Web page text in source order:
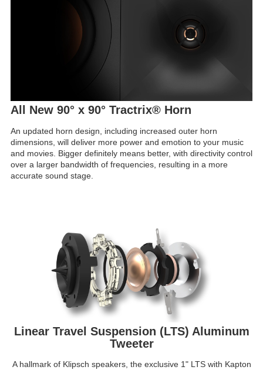
All New 90° x 90° Tractrix® Horn
An updated horn design, including increased outer horn
dimensions, will deliver more power and emotion to your music
and movies. Bigger definitely means better, with directivity control
over a larger bandwidth of frequencies, resulting in a more
accurate sound stage.
Linear Travel Suspension (LTS) Aluminum
Tweeter
A hallmark of Klipsch speakers, the exclusive 1" LTS with Kapton